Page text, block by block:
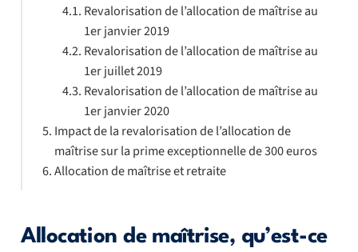
Allocation de maîtrise, qu’est-ce
Revalorisation de l’allocation de maîtrise au
1er janvier 2019
Revalorisation de l’allocation de maîtrise au
1er juillet 2019
Revalorisation de l’allocation de maîtrise au
1er janvier 2020
Impact de la revalorisation de l’allocation de
maîtrise sur la prime exceptionnelle de 300 euros
Allocation de maîtrise et retraite